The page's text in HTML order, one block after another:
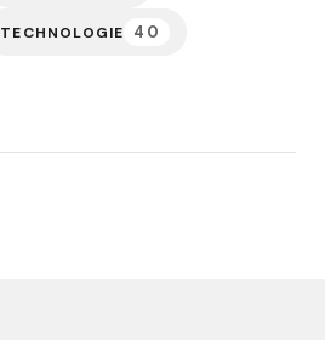
TECHNOLOGIE 40